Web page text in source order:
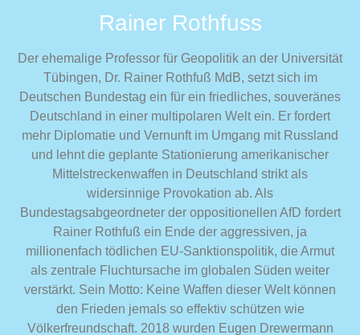
Rainer Rothfuss
Der ehemalige Professor für Geopolitik an der Universität
Tübingen, Dr. Rainer Rothfuß MdB, setzt sich im
Deutschen Bundestag ein für ein friedliches, souveränes
Deutschland in einer multipolaren Welt ein. Er fordert
mehr Diplomatie und Vernunft im Umgang mit Russland
und lehnt die geplante Stationierung amerikanischer
Mittelstreckenwaffen in Deutschland strikt als
widersinnige Provokation ab. Als
Bundestagsabgeordneter der oppositionellen AfD fordert
Rainer Rothfuß ein Ende der aggressiven, ja
millionenfach tödlichen EU-Sanktionspolitik, die Armut
als zentrale Fluchtursache im globalen Süden weiter
verstärkt. Sein Motto: Keine Waffen dieser Welt können
den Frieden jemals so effektiv schützen wie
Völkerfreundschaft. 2018 wurden Eugen Drewermann